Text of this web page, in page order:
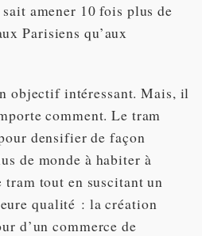
amener 10 fois plus de
Parisiens qu’aux
objectif intéressant. Mais, il
comment. Le tram
densifier de façon
de monde à habiter à
tout en suscitant un
qualité : la création
d’un commerce de